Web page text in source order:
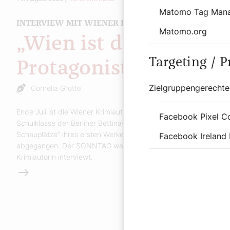
INTERVIEW MIT WIENER KRIMIAUTORIN
„Wien ist die vierte
Protagonistin“
Cornelia Grotte
Ende Juli ist die Wiener Krimiautorin Mina Albich mit einer
Schulklasse der Berliner Bettina-von-Arnim-Schule die „Mord-
Schauplätze“ ihres ersten Werkes „Mexikoplatz“ in Wien
abgegangen. Der SONNTAG war mit dabei und hat die
Krimiautorin interviewt.
Weiterlesen
Matomo Tag
Matomo.org
Targeting /
Facebook Pixel
Facebook Ireland